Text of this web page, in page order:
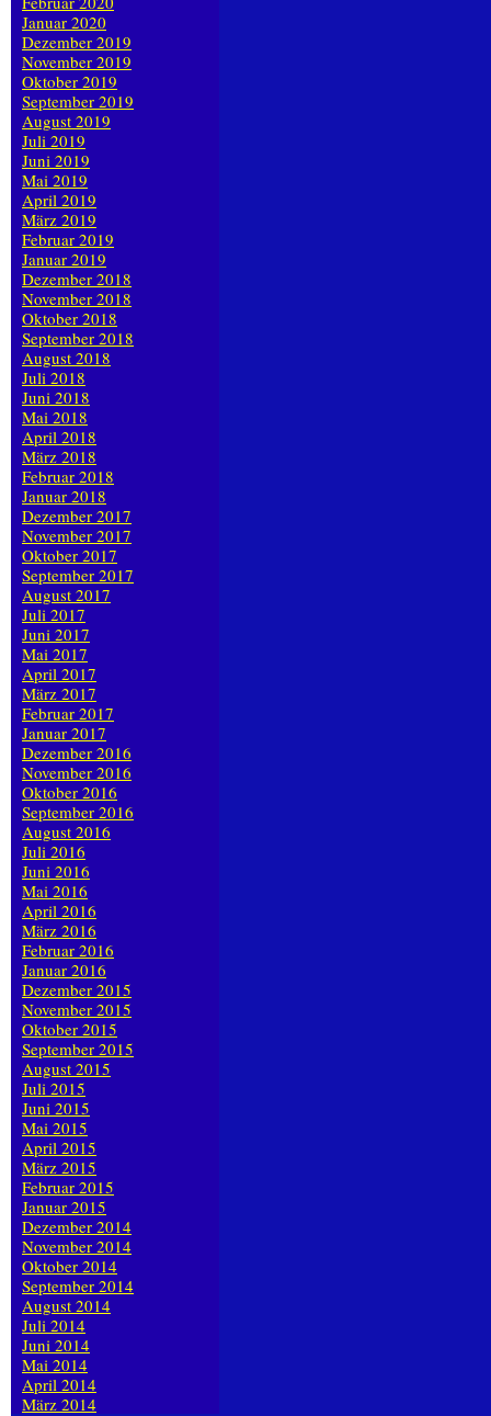
Januar 2020
Dezember 2019
November 2019
Oktober 2019
September 2019
August 2019
Juli 2019
Juni 2019
Mai 2019
April 2019
März 2019
Februar 2019
Januar 2019
Dezember 2018
November 2018
Oktober 2018
September 2018
August 2018
Juli 2018
Juni 2018
Mai 2018
April 2018
März 2018
Februar 2018
Januar 2018
Dezember 2017
November 2017
Oktober 2017
September 2017
August 2017
Juli 2017
Juni 2017
Mai 2017
April 2017
März 2017
Februar 2017
Januar 2017
Dezember 2016
November 2016
Oktober 2016
September 2016
August 2016
Juli 2016
Juni 2016
Mai 2016
April 2016
März 2016
Februar 2016
Januar 2016
Dezember 2015
November 2015
Oktober 2015
September 2015
August 2015
Juli 2015
Juni 2015
Mai 2015
April 2015
März 2015
Februar 2015
Januar 2015
Dezember 2014
November 2014
Oktober 2014
September 2014
August 2014
Juli 2014
Juni 2014
Mai 2014
April 2014
März 2014